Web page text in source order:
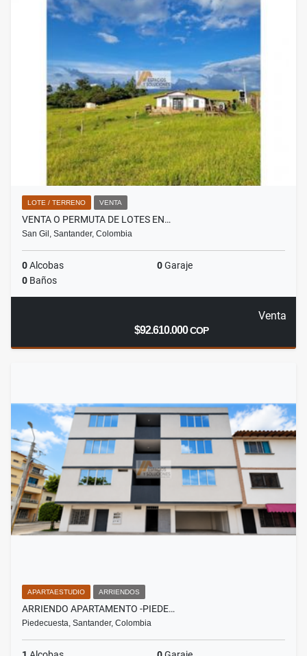
LOTE / TERRENO VENTA
VENTA O PERMUTA DE LOTES EN…
San Gil, Santander, Colombia
0Alcobas 0Garaje
0 Baños
Venta
$92.610.000COP
APARTAESTUDIO ARRIENDOS
ARRIENDO APARTAMENTO -PIEDE…
Piedecuesta, Santander, Colombia